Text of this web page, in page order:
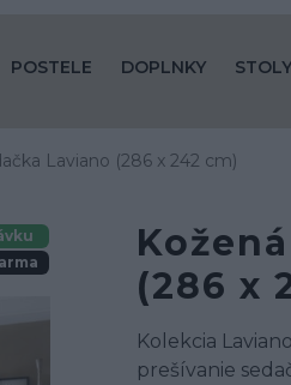
POSTELE DOPLNKY
Laviano (286 x 242 cm)
(286 x
Kolekcia
prešívanie